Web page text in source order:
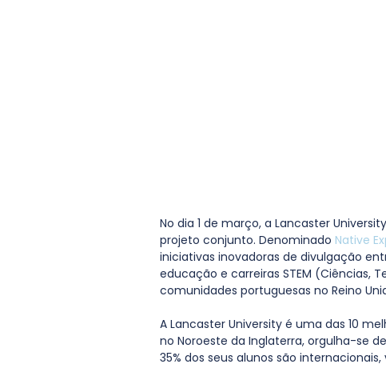
No dia 1 de março, a Lancaster
projeto conjunto. Denominado Native
iniciativas inovadoras de divulgação
educação e carreiras STEM (Ciências,
comunidades portuguesas no Reino
A Lancaster University é uma das 10
no Noroeste da Inglaterra, orgulha-se
35% dos seus alunos são